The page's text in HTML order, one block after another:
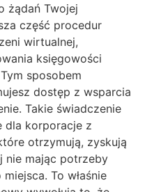
żądań Twojej
część procedur
wirtualnej,
księgowości
sposobem
dostęp z wsparcia
Takie świadczenie
dla korporacje z
otrzymują, zyskują
nie mając potrzeby
To właśnie